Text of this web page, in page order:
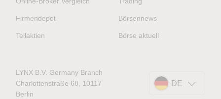
Firmendepot
Teilaktien
Börsennews
Börse aktuell
LYNX B.V. Germany Branch
Charlottenstraße 68, 10117
Berlin
DE